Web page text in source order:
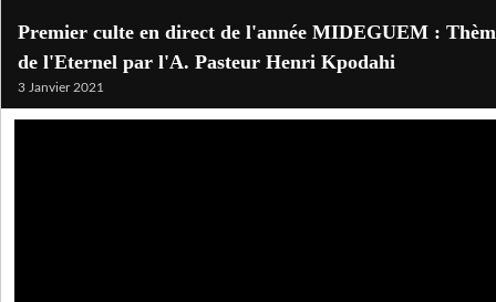
Premier culte en direct de l'année MIDEGUEM :
de l'Eternel par l'A. Pasteur Henri Kpodahi
3 Janvier 2021